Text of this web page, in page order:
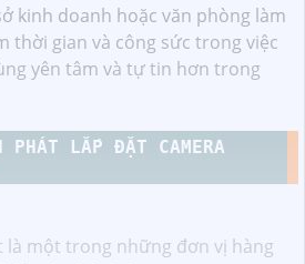
kinh doanh hoặc văn phòng làm
thời gian và công sức trong việc
yên tâm và tự tin hơn trong
PHÁT LẮP ĐẶT CAMERA
là một trong những đơn vị hàng